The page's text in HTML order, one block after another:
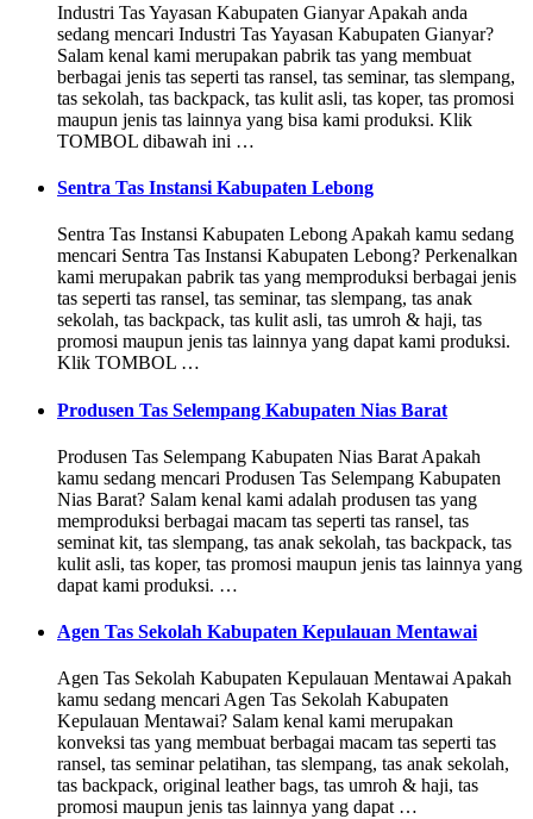
Industri Tas Yayasan Kabupaten Gianyar Apakah anda
sedang mencari Industri Tas Yayasan Kabupaten Gianyar?
Salam kenal kami merupakan pabrik tas yang membuat
berbagai jenis tas seperti tas ransel, tas seminar, tas slempang,
tas sekolah, tas backpack, tas kulit asli, tas koper, tas promosi
maupun jenis tas lainnya yang bisa kami produksi. Klik
TOMBOL dibawah ini …
Sentra Tas Instansi Kabupaten Lebong
Sentra Tas Instansi Kabupaten Lebong Apakah kamu sedang
mencari Sentra Tas Instansi Kabupaten Lebong? Perkenalkan
kami merupakan pabrik tas yang memproduksi berbagai jenis
tas seperti tas ransel, tas seminar, tas slempang, tas anak
sekolah, tas backpack, tas kulit asli, tas umroh & haji, tas
promosi maupun jenis tas lainnya yang dapat kami produksi.
Klik TOMBOL …
Produsen Tas Selempang Kabupaten Nias Barat
Produsen Tas Selempang Kabupaten Nias Barat Apakah
kamu sedang mencari Produsen Tas Selempang Kabupaten
Nias Barat? Salam kenal kami adalah produsen tas yang
memproduksi berbagai macam tas seperti tas ransel, tas
seminat kit, tas slempang, tas anak sekolah, tas backpack, tas
kulit asli, tas koper, tas promosi maupun jenis tas lainnya yang
dapat kami produksi. …
Agen Tas Sekolah Kabupaten Kepulauan Mentawai
Agen Tas Sekolah Kabupaten Kepulauan Mentawai Apakah
kamu sedang mencari Agen Tas Sekolah Kabupaten
Kepulauan Mentawai? Salam kenal kami merupakan
konveksi tas yang membuat berbagai macam tas seperti tas
ransel, tas seminar pelatihan, tas slempang, tas anak sekolah,
tas backpack, original leather bags, tas umroh & haji, tas
promosi maupun jenis tas lainnya yang dapat …